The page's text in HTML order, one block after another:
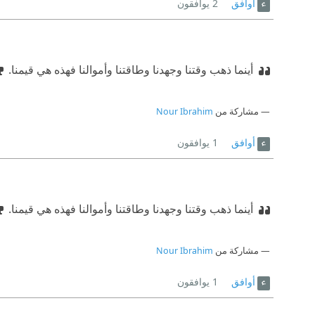
أوافق 2 يوافقون
أينما ذهب وقتنا وجهدنا وطاقتنا وأموالنا فهذه هي قيمنا.
مشاركة من Nour Ibrahim
أوافق 1 يوافقون
أينما ذهب وقتنا وجهدنا وطاقتنا وأموالنا فهذه هي قيمنا.
مشاركة من Nour Ibrahim
أوافق 1 يوافقون